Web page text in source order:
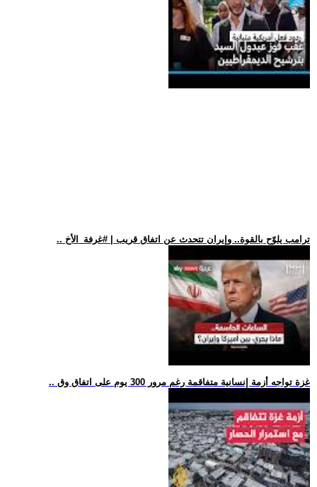
.. ترامب يلوّح بالقوة.. وإيران تتحدث عن اتفاق قريب | #غرفة_الأخ
.. غزة تواجه أزمة إنسانية متفاقمة رغم مرور 300 يوم على اتفاق وق